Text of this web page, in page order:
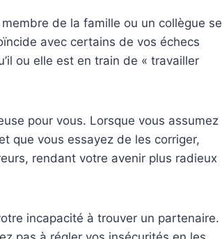
de la famille ou un collègue se
avec certains de vos échecs
ou elle est en train de « travailler
pour vous. Lorsque vous assumez
que vous essayez de les corriger,
rendant votre avenir plus radieux
incapacité à trouver un partenaire.